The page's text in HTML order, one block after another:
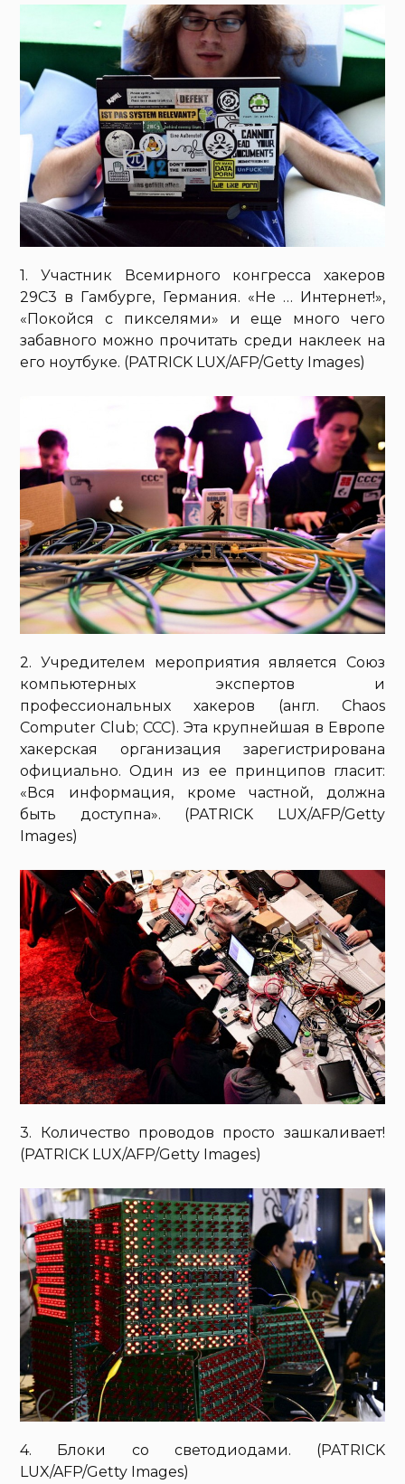
1. Участник Всемирного конгресса хакеров
29C3 в Гамбурге, Германия. «Не … Интернет!»,
«Покойся с пикселями» и еще много чего
забавного можно прочитать среди наклеек на
его ноутбуке. (PATRICK LUX/AFP/Getty Images)
2. Учредителем мероприятия является Союз
компьютерных экспертов и
профессиональных хакеров (англ. Chaos
Computer Club; CCC). Эта крупнейшая в Европе
хакерская организация зарегистрирована
официально. Один из ее принципов гласит:
«Вся информация, кроме частной, должна
быть доступна». (PATRICK LUX/AFP/Getty
Images)
3. Количество проводов просто зашкаливает!
(PATRICK LUX/AFP/Getty Images)
4. Блоки со светодиодами. (PATRICK
LUX/AFP/Getty Images)